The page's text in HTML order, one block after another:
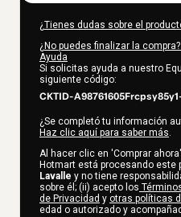
¿Tienes dudas sobre el
¿No puedes finalizar la
Ayuda
Si solicitas ayuda a nuestro
siguiente código:
CKTID-
¿Se completó tu información
Haz clic aquí para saber más.
Al hacer clic en 'Comprar
Hotmart está procesando este
Lavalle y no tiene
sobre él; (ii) acepto los
de Privacidad y otras políticas
edad o autorizado y